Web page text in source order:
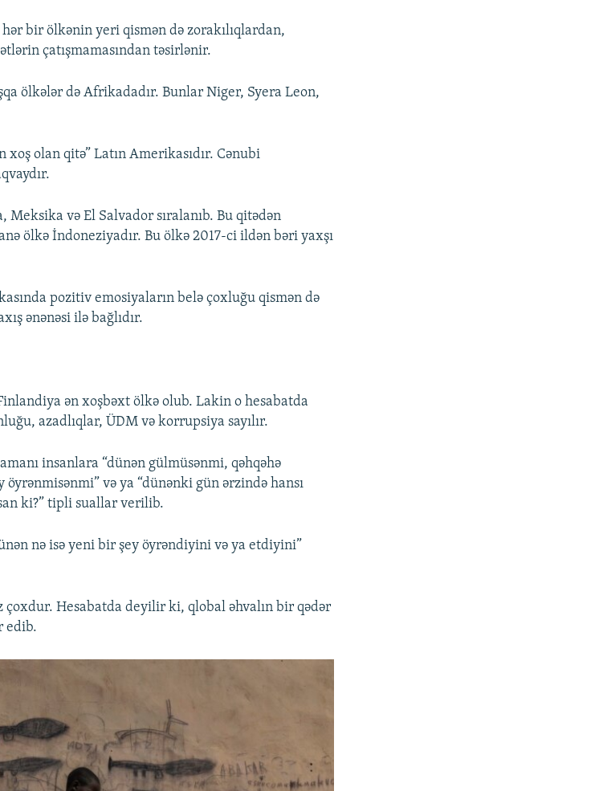
bir ölkənin yeri qismən də zorakılıqlardan,
çatışmamasından təsirlənir.
ölkələr də Afrikadadır. Bunlar Niger, Syera Leon,
olan qitə” Latın Amerikasıdır. Cənubi
Meksika və El Salvador sıralanıb. Bu qitədən
ölkə İndoneziyadır. Bu ölkə 2017-ci ildən bəri yaxşı
pozitiv emosiyaların belə çoxluğu qismən də
ənənəsi ilə bağlıdır.
ən xoşbəxt ölkə olub. Lakin o hesabatda
azadlıqlar, ÜDM və korrupsiya sayılır.
insanlara “dünən gülmüsənmi, qəhqəhə
öyrənmisənmi” və ya “dünənki gün ərzində hansı
ki?” tipli suallar verilib.
nə isə yeni bir şey öyrəndiyini və ya etdiyini”
çoxdur. Hesabatda deyilir ki, qlobal əhvalın bir qədər
edib.